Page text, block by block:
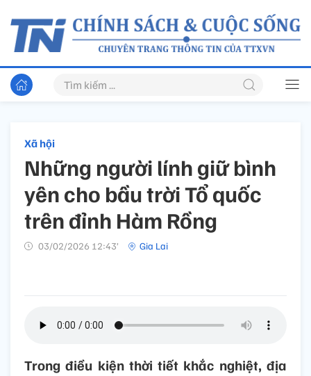
Xã hội
Những người lính giữ bình
yên cho bầu trời Tổ quốc
trên đỉnh Hàm Rồng
03/02/2026 12:43’ Gia Lai
Trong điều kiện thời tiết khắc nghiệt, địa